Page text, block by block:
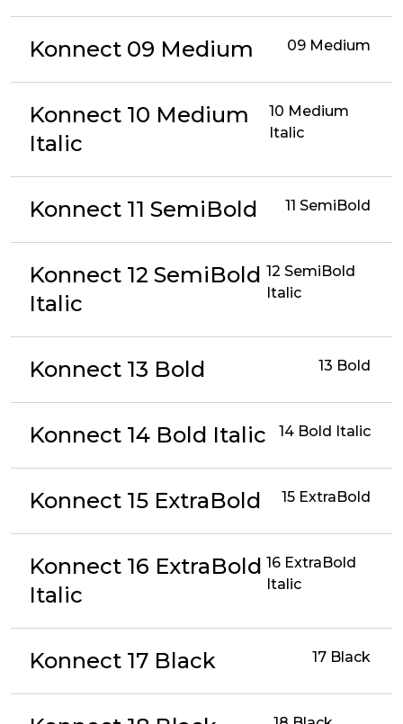
Konnect 09 Medium 09 Medium
Konnect 10 Medium
Italic
10 Medium
Italic
Konnect 11 SemiBold 11 SemiBold
Konnect 12 SemiBold
Italic
12 SemiBold
Italic
Konnect 13 Bold 13 Bold
Konnect 14 Bold Italic 14 Bold Italic
Konnect 15 ExtraBold 15 ExtraBold
Konnect 16 ExtraBold
Italic
16 ExtraBold
Italic
Konnect 17 Black 17 Black